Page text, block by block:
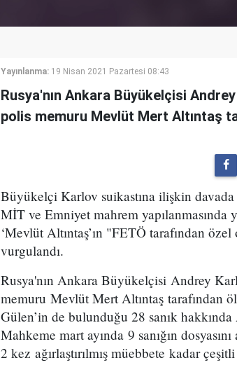
Yayınlanma: 19 Nisan 2021 Pazartesi 08:43
Rusya'nın Ankara Büyükelçisi
polis memuru Mevlüt Mert Altıntaş
Büyükelçi Karlov suikastına ilişkin davada
MİT ve Emniyet mahrem
‘Mevlüt Altıntaş’ın "FETÖ tarafından
vurgulandı.
Rusya'nın Ankara Büyükelçisi Andrey
memuru Mevlüt Mert Altıntaş tarafından
Gülen’in de bulunduğu 28 sanık
Mahkeme mart ayında 9 sanığın
2 kez ağırlaştırılmış müebbete kadar